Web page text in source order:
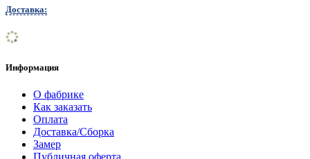
Доставка:
Информация
О фабрике
Как заказать
Оплата
Доставка/Сборка
Замер
Публичная оферта